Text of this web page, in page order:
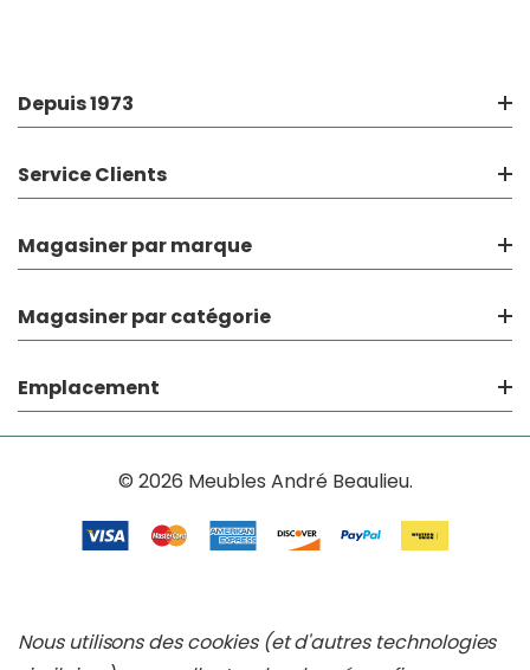
Depuis 1973
Service Clients
Magasiner par marque
Magasiner par catégorie
Emplacement
© 2026 Meubles André Beaulieu.
Nous utilisons des cookies (et d'autres technologies